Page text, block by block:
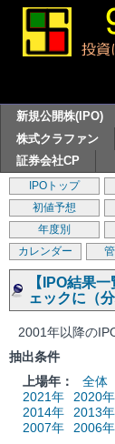
新規公開株(IPO)
株式クラファン
証券会社CP
IPOトップ
初値予想
年度別
カレンダー
【IPO結果
ェックに（分
2001年以降の
抽出条件
上場年：
全体
2021年
2020年
2014年
2013年
2007年
2006年